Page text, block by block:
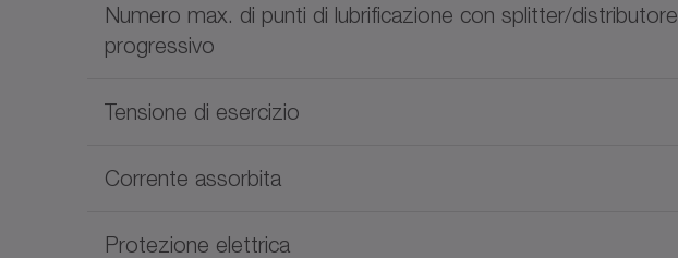
Numero max. di punti di lubrificazione con splitter/distributore
progressivo
Tensione di esercizio
Corrente assorbita
Protezione elettrica